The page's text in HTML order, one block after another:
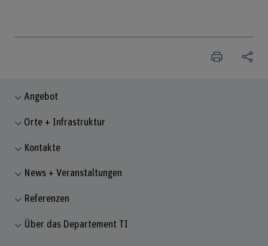
Angebot
Orte + Infrastruktur
Kontakte
News + Veranstaltungen
Referenzen
Über das Departement TI